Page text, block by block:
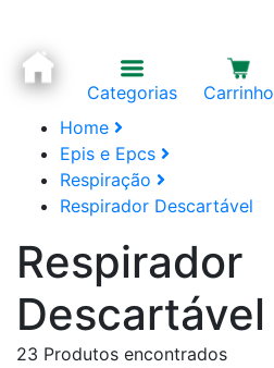
Categorias Carrinho
Home
Epis e Epcs
Respiração
Respirador Descartável
Respirador
Descartável
23 Produtos encontrados